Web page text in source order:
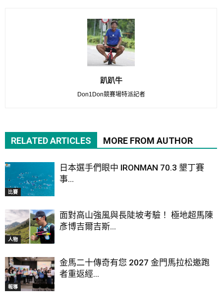
趴趴牛
Don1Don競賽場特派記者
RELATED ARTICLES MORE FROM AUTHOR
比賽
日本選手們眼中 IRONMAN 70.3 墾丁賽
事...
人物
面對高山強風與長陡坡考驗！ 極地超馬陳
彥博吉爾吉斯...
報導
金馬二十傳奇有您 2027 金門馬拉松邀跑
者重返經...